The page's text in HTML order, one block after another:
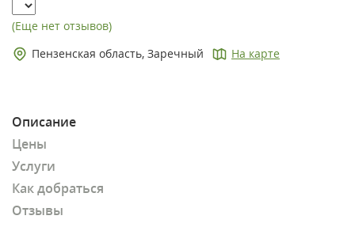
(Еще нет отзывов)
Пензенская область, Заречный
На карте
Описание
Цены
Услуги
Как добраться
Отзывы